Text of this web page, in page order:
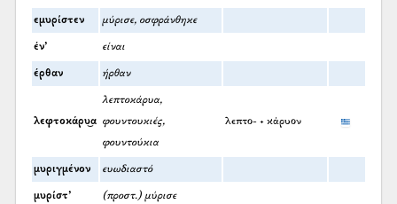
εμυρίστεν μύρισε, οσφράνθηκε
έν’ είναι
έρθαν ήρθαν
λεφτοκάρυ͜α
λεπτοκάρυα,
φουντουκιές,
φουντούκια
λεπτο- + κάρυον
μυριγμένον ευωδιαστό
μυρίστ’ (προστ.) μύρισε